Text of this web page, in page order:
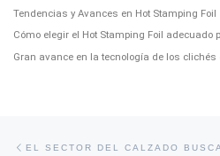
Tendencias y Avances en Hot Stamping Foil
Cómo elegir el Hot Stamping Foil adecuado
Gran avance en la tecnología de los
Navegación de